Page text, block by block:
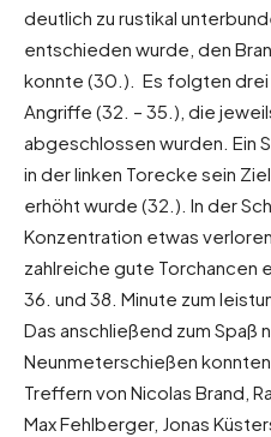
deutlich zu rustikal
entschieden wurde, den
konnte (30.). Es folgten
Angriffe (32. – 35.), die
abgeschlossen wurden. Ein
in der linken Torecke sein
erhöht wurde (32.). In der
Konzentration etwas
zahlreiche gute Torchancen
36. und 38. Minute zum
Das anschließend zum Spaß
Neunmeterschießen
Treffern von Nicolas Brand,
Max Fehlberger, Jonas